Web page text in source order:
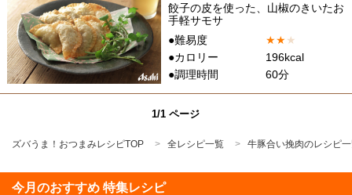
餃子の皮を使った、山椒のきいたお
手軽サモサ
●難易度
★★★
●カロリー
196kcal
●調理時間
60分
1/1 ページ
ズバうま！おつまみレシピTOP 全レシピ一覧 牛豚合い挽肉のレシピ
今月のおすすめ 特集レシピ